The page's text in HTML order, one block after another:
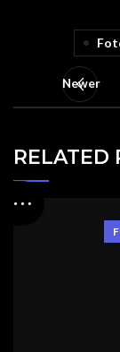
Newer
RELATED